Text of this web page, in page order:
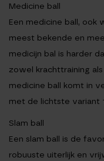
Medicine ball
Een medicine ball, ook
meest bekende en
medicijn bal is harder
zowel krachttraining
medicine ball komt in
met de lichtste variant
Slam ball
Een slam ball is de
robuuste uiterlijk en